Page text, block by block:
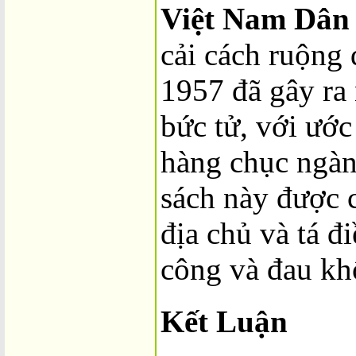
Việt Nam
cải cách ruộng
1957 đã gây
bức tử, với
hàng chục
sách này được
địa chủ và tá
công và đau
Kết Luận